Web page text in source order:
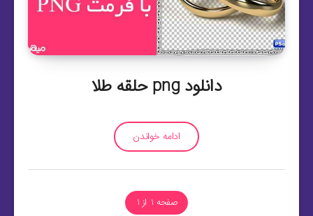
دانلود png حلقه طلا
ادامه خواندن
صفحه 1 از 1